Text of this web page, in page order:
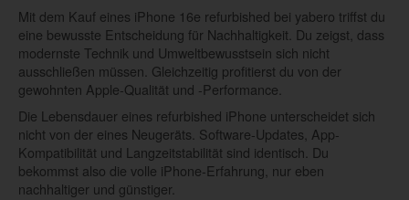
Mit dem Kauf eines iPhone 16e refurbished bei yabero triffst du
eine bewusste Entscheidung für Nachhaltigkeit. Du zeigst, dass
modernste Technik und Umweltbewusstsein sich nicht
ausschließen müssen. Gleichzeitig profitierst du von der
gewohnten Apple-Qualität und -Performance.
Die Lebensdauer eines refurbished iPhone unterscheidet sich
nicht von der eines Neugeräts. Software-Updates, App-
Kompatibilität und Langzeitstabilität sind identisch. Du
bekommst also die volle iPhone-Erfahrung, nur eben
nachhaltiger und günstiger.